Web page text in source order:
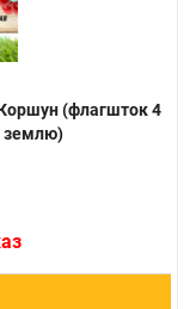
(флагшток 4
землю)